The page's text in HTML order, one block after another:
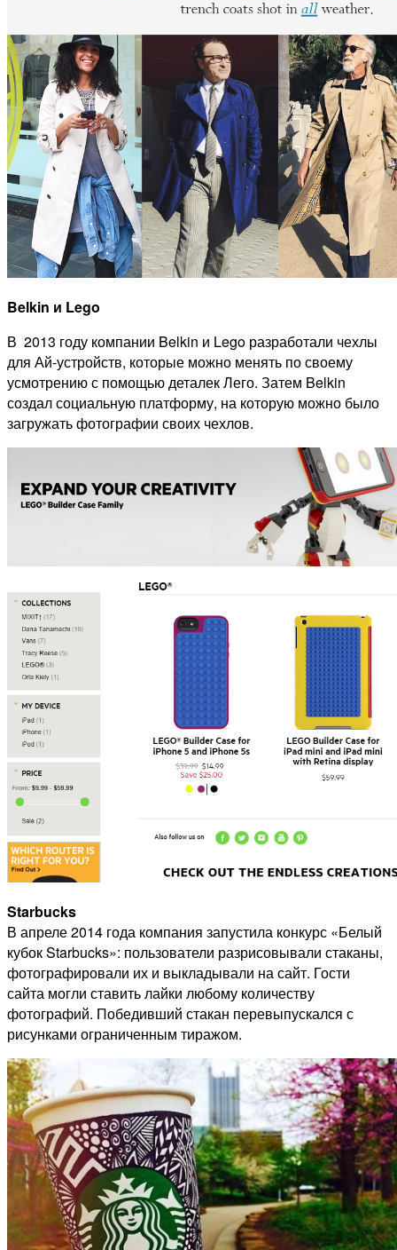
Belkin и Lego
В 2013 году компании Belkin и Lego разработали чехлы
для Ай-устройств, которые можно менять по своему
усмотрению с помощью деталек Лего. Затем Belkin
создал социальную платформу, на которую можно было
загружать фотографии своих чехлов.
Starbucks
В апреле 2014 года компания запустила конкурс «Белый
кубок Starbucks»: пользователи разрисовывали стаканы,
фотографировали их и выкладывали на сайт. Гости
сайта могли ставить лайки любому количеству
фотографий. Победивший стакан перевыпускался с
рисунками ограниченным тиражом.